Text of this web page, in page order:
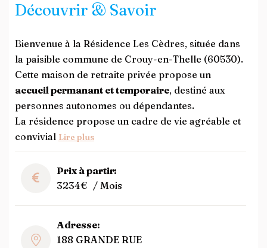
Découvrir & Savoir
Bienvenue à la Résidence Les Cèdres, située dans
la paisible commune de Crouy-en-Thelle (60530).
Cette maison de retraite privée propose un
accueil permanant et temporaire, destiné aux
personnes autonomes ou dépendantes.
La résidence propose un cadre de vie agréable et
convivial Lire plus
Prix à partir:
3234€ / Mois
Adresse:
188 GRANDE RUE